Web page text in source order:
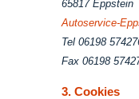
65817 Eppstein
Autoservice-
Tel 06198
Fax 06198
3. Cookies